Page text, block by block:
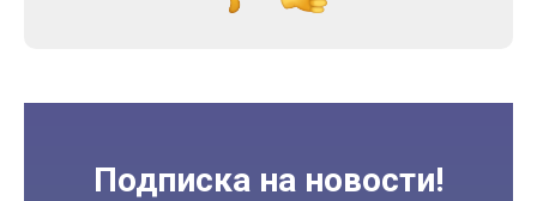
Подписка на новости!